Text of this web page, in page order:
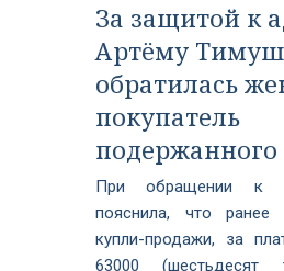
За защитой к
Артёму
обратилась
покупатель
При обращении к
пояснила, что ранее
купли-продажи, за
63000 (шестьдесят